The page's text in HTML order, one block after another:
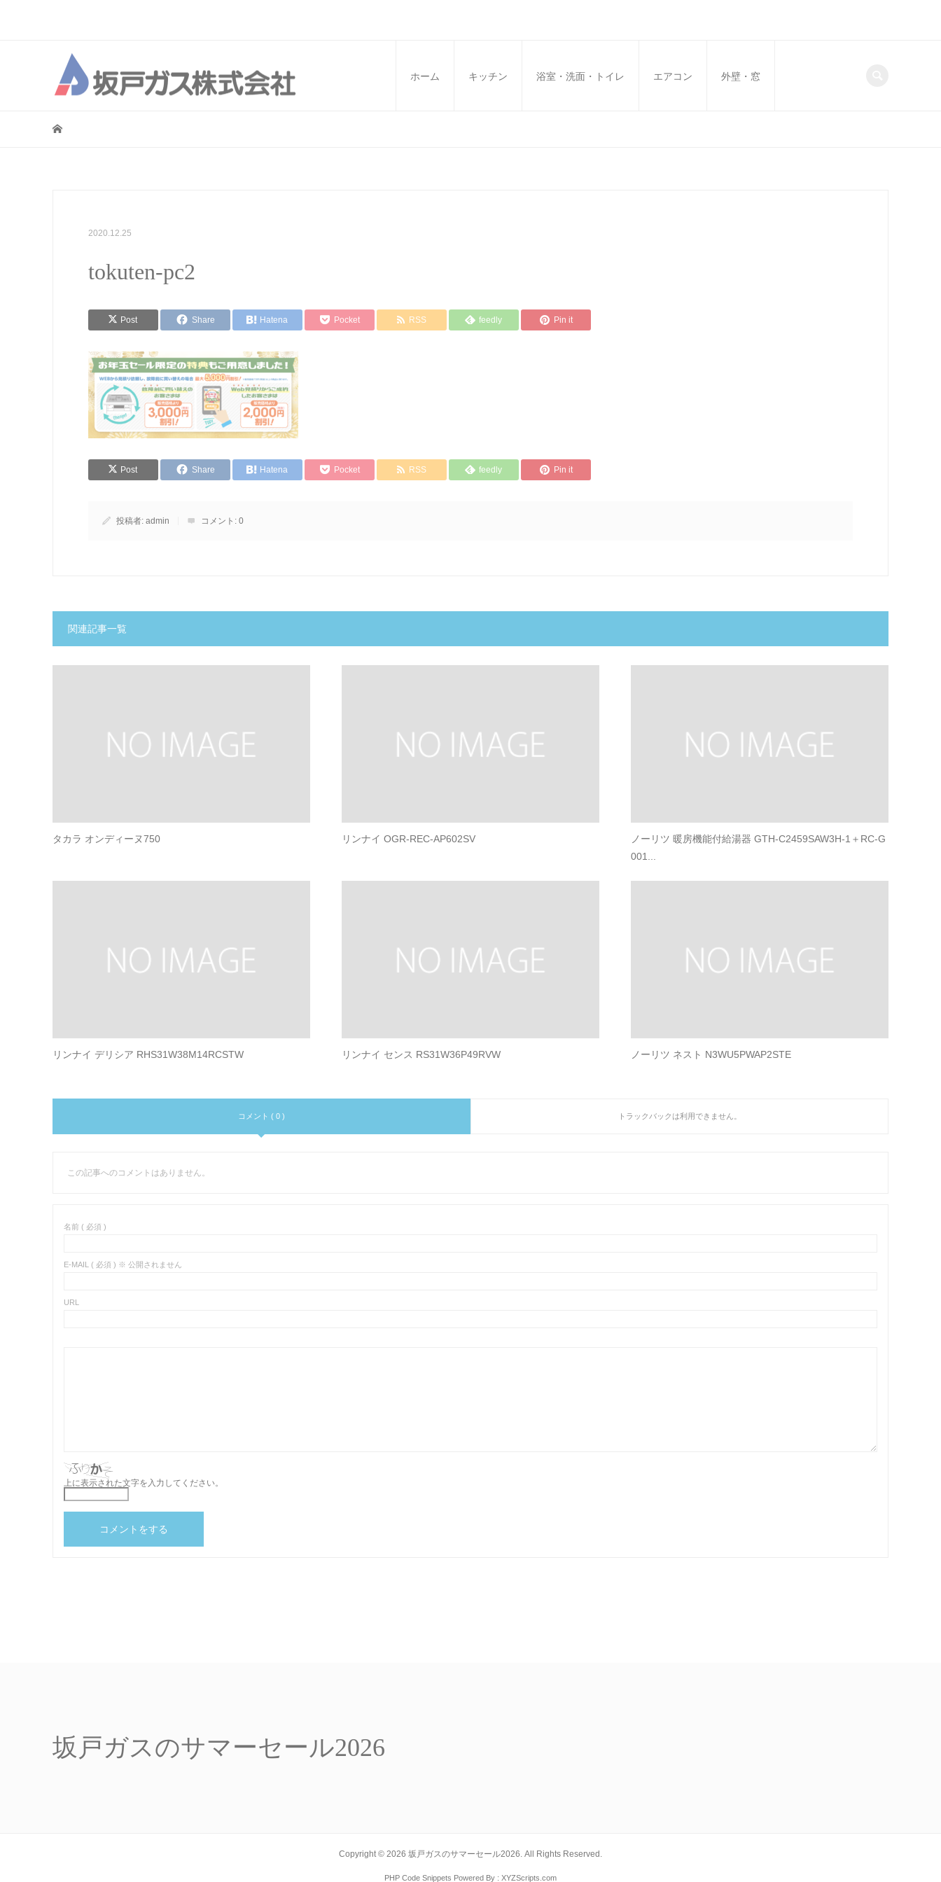
ホーム キッチン 浴室・洗面・トイレ エアコン 外壁・窓
2020.12.25
tokuten-pc2
Post Share Hatena Pocket RSS feedly Pin it
Post Share Hatena Pocket RSS feedly Pin it
投稿者: admin コメント: 0
関連記事一覧
タカラ オンディーヌ750 リンナイ OGR-REC-AP602SV
ノーリツ 暖房機能付給湯器 GTH-C2459SAW3H-1＋RC-G
001...
リンナイ デリシア RHS31W38M14RCSTW リンナイ センス RS31W36P49RVW ノーリツ ネスト N3WU5PWAP2STE
コメント ( 0 ) トラックバックは利用できません。
この記事へのコメントはありません。
名前 ( 必須 )
E-MAIL ( 必須 ) ※ 公開されません
URL
上に表示された文字を入力してください。
坂戸ガスのサマーセール2026
Copyright © 2026 坂戸ガスのサマーセール2026. All Rights Reserved.
PHP Code Snippets Powered By : XYZScripts.com